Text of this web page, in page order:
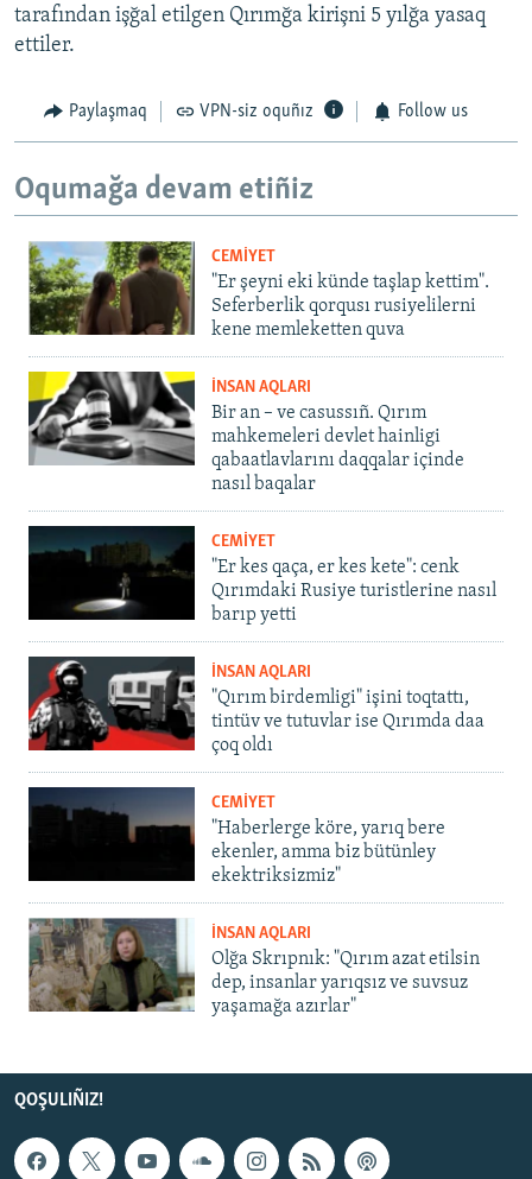
tarafından işğal etilgen Qırımğa kirişni 5 yılğa yasaq
ettiler.
Paylaşmaq VPN-siz oquñız Follow us
Oqumağa devam etiñiz
CEMİYET
"Er şeyni eki künde taşlap kettim".
Seferberlik qorqusı rusiyelilerni
kene memleketten quva
İNSAN AQLARI
Bir an – ve casussıñ. Qırım
mahkemeleri devlet hainligi
qabaatlavlarını daqqalar içinde
nasıl baqalar
CEMİYET
"Er kes qaça, er kes kete": cenk
Qırımdaki Rusiye turistlerine nasıl
barıp yetti
İNSAN AQLARI
"Qırım birdemligi" işini toqtattı,
tintüv ve tutuvlar ise Qırımda daa
çoq oldı
CEMİYET
"Haberlerge köre, yarıq bere
ekenler, amma biz bütünley
ekektriksizmiz"
İNSAN AQLARI
Olğa Skrıpnık: "Qırım azat etilsin
dep, insanlar yarıqsız ve suvsuz
yaşamağa azırlar"
QOŞULIÑIZ!